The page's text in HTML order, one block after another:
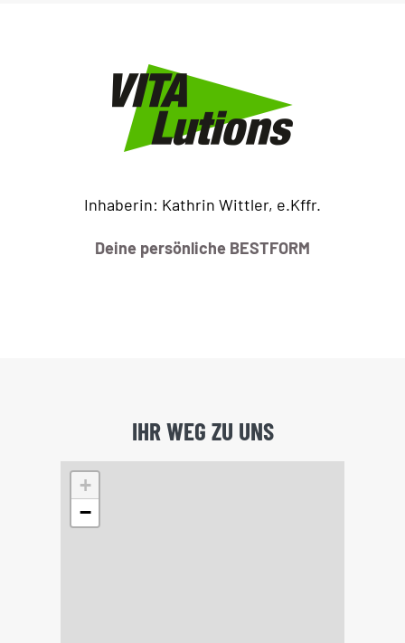
Inhaberin: Kathrin Wittler, e.Kffr.
Deine persönliche BESTFORM
IHR WEG ZU UNS
+
−